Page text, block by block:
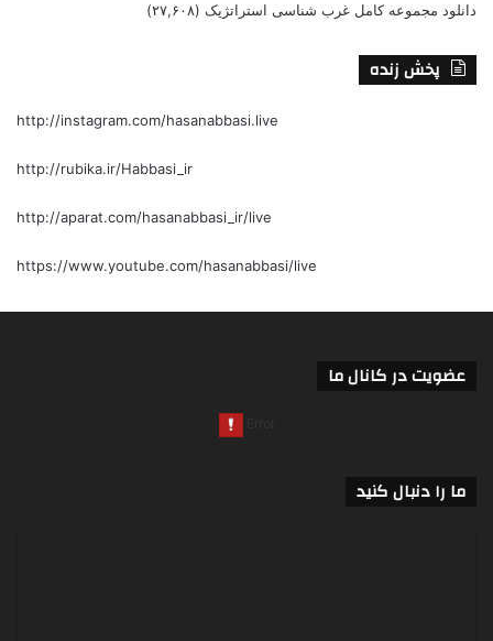
دانلود مجموعه کامل غرب شناسی استراتژیک (۲۷,۶۰۸)
پخش زنده
http://instagram.com/hasanabbasi.live
http://rubika.ir/Habbasi_ir
http://aparat.com/hasanabbasi_ir/live
https://www.youtube.com/hasanabbasi/live
عضویت در کانال ما
ما را دنبال کنید